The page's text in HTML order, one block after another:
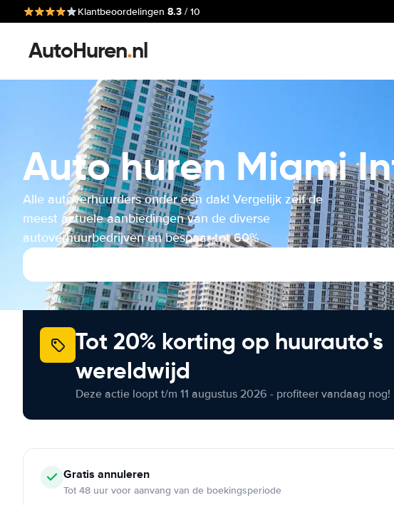
Klantbeoordelingen 8.3 / 10
AutoHuren.nl
Auto huren Miami
Alle autoverhuurders onder één dak! Vergelijk zelf de
meest actuele aanbiedingen van de diverse
autoverhuurbedrijven en bespaar tot 60%
Tot 20% korting op huurauto's
wereldwijd
Deze actie loopt t/m 11 augustus 2026 - profiteer vandaag nog!
Gratis annuleren
Tot 48 uur voor aanvang van de boekingsperiode